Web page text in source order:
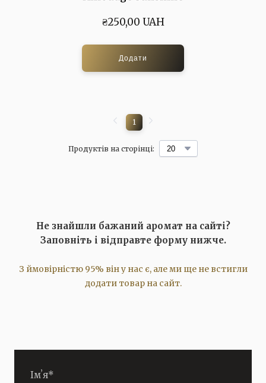
₴250,00 UAH
Додати
Продуктів на сторінці:
1
Не знайшли бажаний аромат на сайті?
Заповніть і відправте форму нижче.
З ймовірністю 95% він у нас є, але ми ще не встигли
додати товар на сайт.
Імʼя*